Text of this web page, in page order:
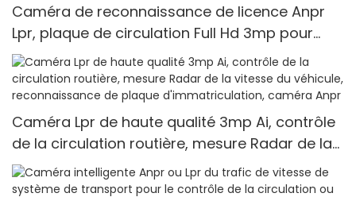
Caméra de reconnaissance de licence Anpr
Lpr, plaque de circulation Full Hd 3mp pour
voiture, système de stationnement, caméra
Anpr pour jardins extérieurs
Caméra Lpr de haute qualité 3mp Ai, contrôle
de la circulation routière, mesure Radar de la
vitesse du véhicule, reconnaissance de plaque
d'immatriculation, caméra Anpr